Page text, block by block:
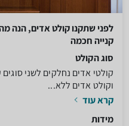
לפני שתקנו קולט אדים, הנה
קנייה חכמה
סוג הקולט
קולטי אדים נחלקים לשני
וקולט אדים ללא...
קרא עוד
מידות